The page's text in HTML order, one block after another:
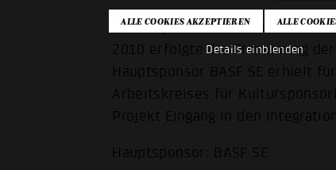
Details einblenden
Das Projekt wurde 2009 mit
2010 erfolgte die Prämierung
Hauptsponsor BASF SE erhielt
Arbeitskreises für
Projekt Eingang in den
Hauptsponsor: BASF SE